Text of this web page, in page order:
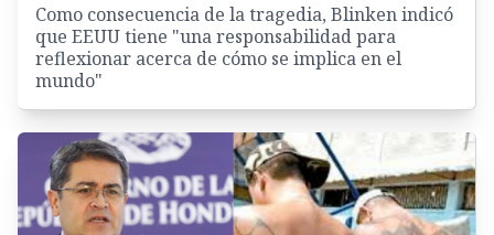
Como consecuencia de la tragedia, Blinken indicó
que EEUU tiene "una responsabilidad para
reflexionar acerca de cómo se implica en el
mundo"